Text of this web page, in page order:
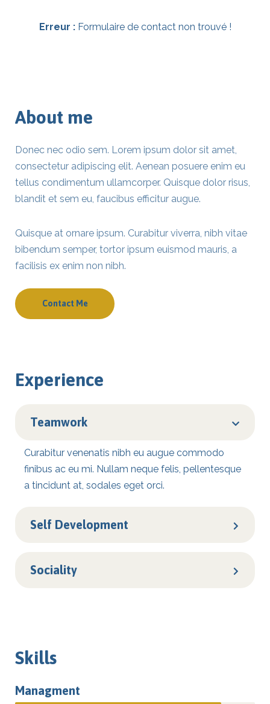
Erreur :Formulaire de contact non trouvé !
About me
Donec nec odio sem. Lorem ipsum dolor sit amet,
consectetur adipiscing elit. Aenean posuere enim eu
tellus condimentum ullamcorper. Quisque dolor risus,
blandit et sem eu, faucibus efficitur augue.
Quisque at ornare ipsum. Curabitur viverra, nibh vitae
bibendum semper, tortor ipsum euismod mauris, a
facilisis ex enim non nibh.
Contact Me
Experience
Teamwork
Curabitur venenatis nibh eu augue commodo
finibus ac eu mi. Nullam neque felis, pellentesque
a tincidunt at, sodales eget orci.
Self Development
Sociality
Skills
Managment